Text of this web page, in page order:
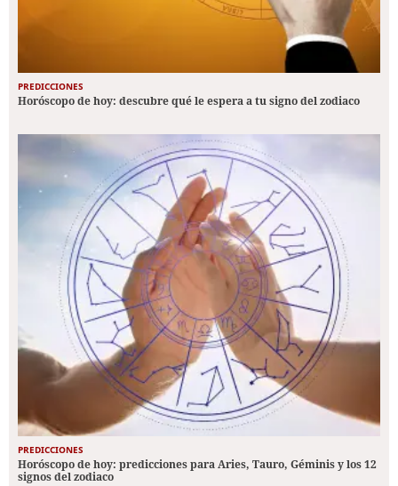
PREDICCIONES
Horóscopo de hoy: descubre qué le espera a tu signo del zodiaco
PREDICCIONES
Horóscopo de hoy: predicciones para Aries, Tauro, Géminis y los 12
signos del zodiaco